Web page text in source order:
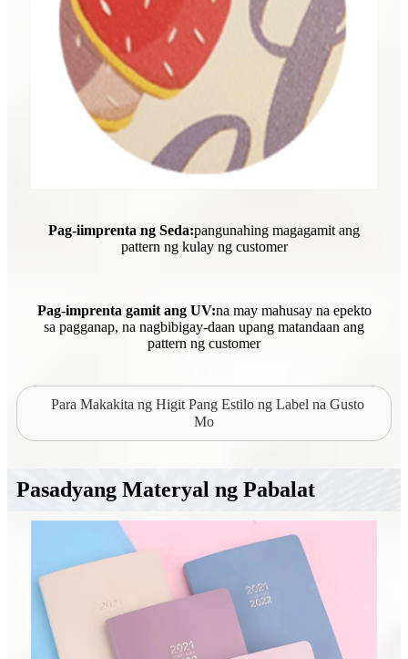
Pag-iimprenta ng Seda:pangunahing magagamit ang
pattern ng kulay ng customer
Pag-imprenta gamit ang UV:na may mahusay na epekto
sa pagganap, na nagbibigay-daan upang matandaan ang
pattern ng customer
Para Makakita ng Higit Pang Estilo ng Label na Gusto
Mo
Pasadyang Materyal ng Pabalat